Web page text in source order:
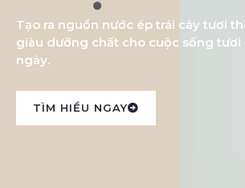
Tạo ra nguồn nước ép trái cây tươi
giàu dưỡng chất cho cuộc sống tươi
ngày.
TÌM HIỂU NGAY